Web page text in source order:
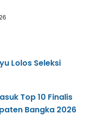
Lolos Seleksi
Top 10 Finalis
Bangka 2026